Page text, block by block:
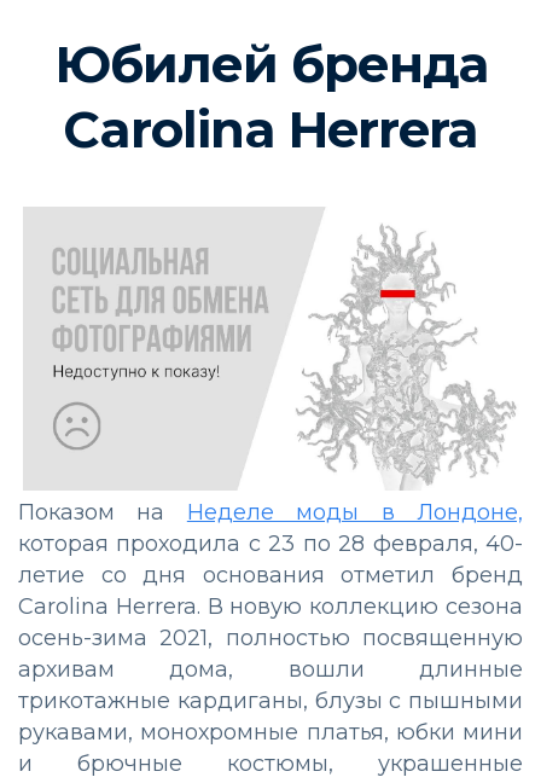
Юбилей бренда
Carolina Herrera
Показом на Неделе моды в Лондоне,
которая проходила с 23 по 28 февраля, 40-
летие со дня основания отметил бренд
Carolina Herrera. В новую коллекцию сезона
осень-зима 2021, полностью посвященную
архивам дома, вошли длинные
трикотажные кардиганы, блузы с пышными
рукавами, монохромные платья, юбки мини
и брючные костюмы, украшенные